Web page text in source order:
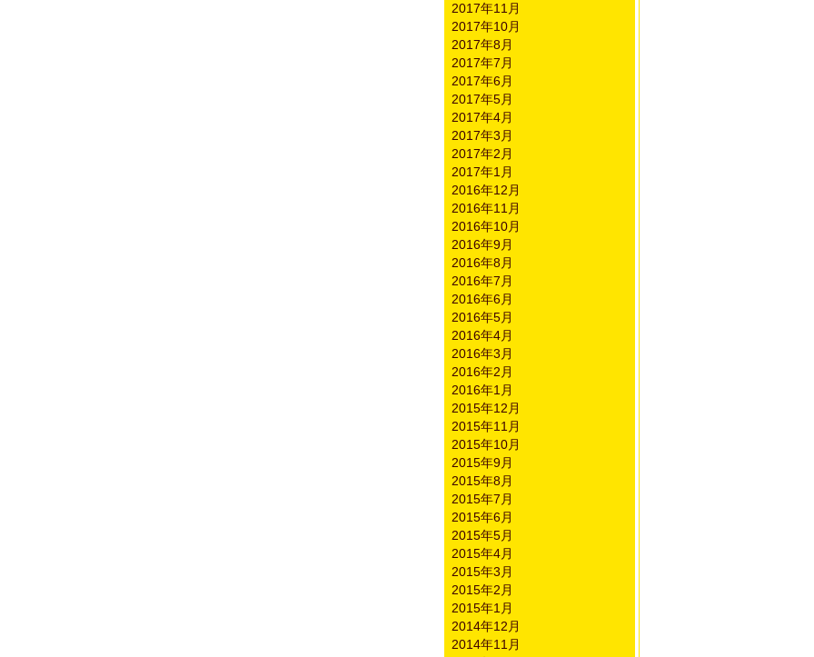
2017年11月
2017年10月
2017年8月
2017年7月
2017年6月
2017年5月
2017年4月
2017年3月
2017年2月
2017年1月
2016年12月
2016年11月
2016年10月
2016年9月
2016年8月
2016年7月
2016年6月
2016年5月
2016年4月
2016年3月
2016年2月
2016年1月
2015年12月
2015年11月
2015年10月
2015年9月
2015年8月
2015年7月
2015年6月
2015年5月
2015年4月
2015年3月
2015年2月
2015年1月
2014年12月
2014年11月